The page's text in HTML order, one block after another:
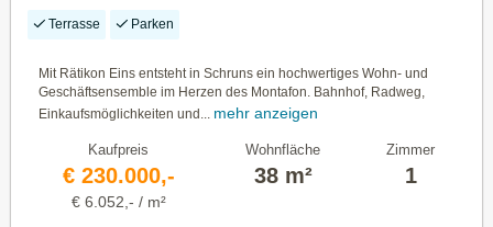
Terrasse Parken
Mit Rätikon Eins entsteht in Schruns ein hochwertiges Wohn- und
Geschäftsensemble im Herzen des Montafon. Bahnhof, Radweg,
Einkaufsmöglichkeiten und... mehr anzeigen
Kaufpreis
€ 230.000,-
€ 6.052,- / m²
Wohnfläche
38 m²
Zimmer
1